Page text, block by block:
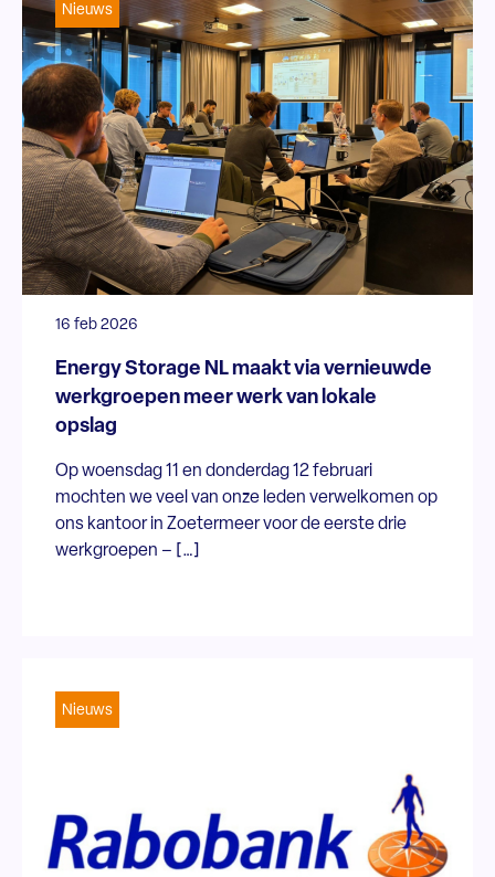
Nieuws
16 feb 2026
Energy Storage NL maakt via vernieuwde
werkgroepen meer werk van lokale
opslag
Op woensdag 11 en donderdag 12 februari
mochten we veel van onze leden verwelkomen op
ons kantoor in Zoetermeer voor de eerste drie
werkgroepen – […]
Nieuws